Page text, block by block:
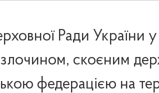
Ради України у
скоєним
федерацією на